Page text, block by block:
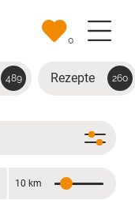
0
489 Rezepte 260
Entfernung
10 km